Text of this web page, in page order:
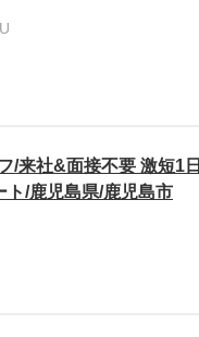
/来社&面接不要 激短1
/鹿児島県/鹿児島市